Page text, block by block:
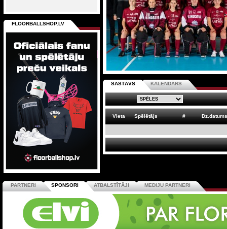
SASTĀVS KALENDĀRS
Vieta Spēlētājs # Dz.datums
FLOORBALLSHOP.LV
PARTNERI SPONSORI ATBALSTĪTĀJI MEDIJU PARTNERI